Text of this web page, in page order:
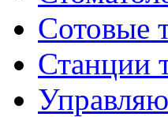
Сотовые
Станции